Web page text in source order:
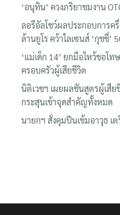
‘อนุทิน’ ควงภริยาชมงาน
ลอรีอัลโชว์ผลประกอบการค
ล้านยูโร คว้าไลเซนส์ ‘กุชชี่
‘แม่เด็ก 14’ ยกมือไหว้ขอโ
ครอบครัวผู้เสียชีวิต
นิติเวชฯ เผยผลชันสูตรผู้เสีย
กระสุนเข้าจุดสำคัญทั้งหมด
นายกฯ สั่งคุมปืนเข้มอาวุธ เ